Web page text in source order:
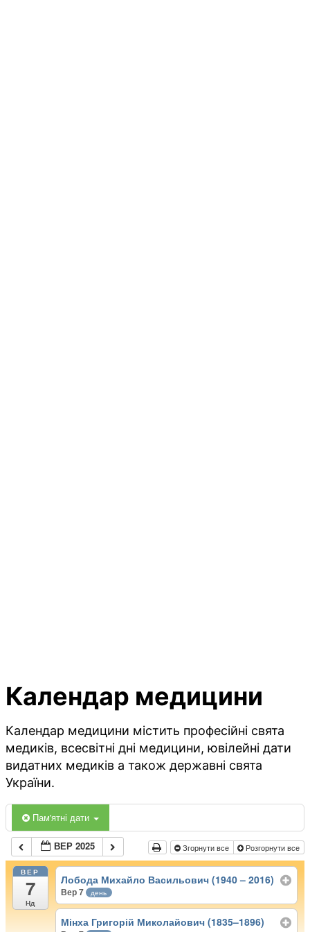
Календар медицини
Календар медицини містить професійні свята
медиків, всесвітні дні медицини, ювілейні дати
видатних медиків а також державні свята
України.
Пам'ятні дати
ВЕР 2025 Згорнути все Розгорнути все
ВЕР
7
Нд
Лобода Михайло Васильович (1940 – 2016)
Вер 7 день
Мінха Григорій Миколайович (1835–1896)